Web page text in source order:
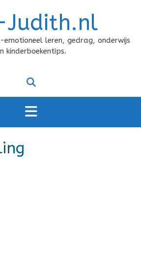
Judith.nl
emotioneel leren, gedrag, onderwijs
kinderboekentips.